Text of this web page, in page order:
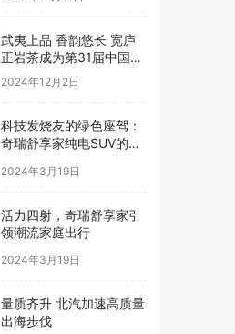
武夷上品 香韵悠长 宽庐
正岩茶成为第31届中国国
牌
2024年12月2日
科技发烧友的绿色座驾：
奇瑞舒享家纯电SUV的智
2024年3月19日
活力四射，奇瑞舒享家引
领潮流家庭出行
2024年3月19日
量质齐升 北汽加速高质量
出海步伐